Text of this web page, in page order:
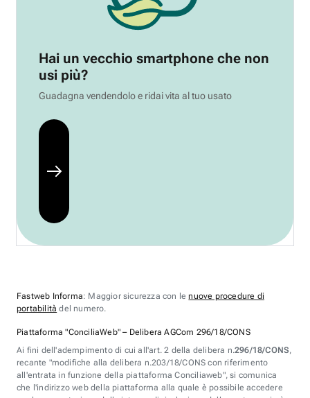
Hai un vecchio smartphone che non
usi più?
Guadagna vendendolo e ridai vita al tuo usato
Fastweb Informa: Maggior sicurezza con lenuove procedure di
portabilità del numero.
Piattaforma "ConciliaWeb" – Delibera AGCom 296/18/CONS
Ai fini dell'adempimento di cui all'art. 2 della delibera n.296/18/CONS,
recante "modifiche alla delibera n.203/18/CONS con riferimento
all'entrata in funzione della piattaforma Conciliaweb", si comunica
che l'indirizzo web della piattaforma alla quale è possibile accedere